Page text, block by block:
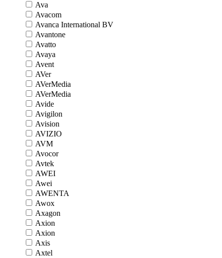
Ava
Avacom
Avanca International BV
Avantone
Avatto
Avaya
Avent
AVer
AVerMedia
AVerMedia
Avide
Avigilon
Avision
AVIZIO
AVM
Avocor
Avtek
AWEI
Awei
AWENTA
Awox
Axagon
Axion
Axion
Axis
Axtel